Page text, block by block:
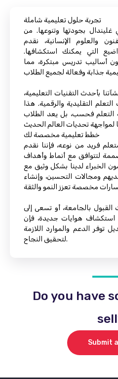
تجربة حلول تعليمية شاملة
غليندال بجودتها وتنوعها. من
والعلوم الإنسانية، نقدم
التي يمكنك استكشافها.
أساليب تدريس مبتكرة، مما
بأحدث التقنيات التعليمية،
التقليدية والرقمية. هذا
التعلم فحسب، بل يعد الطلاب
خطط تعليمية مخصصة لك
فريد من نوعه، فإننا نقدم
لتتوافق مع أنماط وأهداف
الخبراء لدينا بشكل وثيق مع
ومجالات التحسين، وإنشاء
بالجامعة، أو تسعى إلى
استكشاف هوايات جديدة، فإن
توفر الدعم والموارد اللازمة
لتحقيق النجاح.
Do you have
Submit